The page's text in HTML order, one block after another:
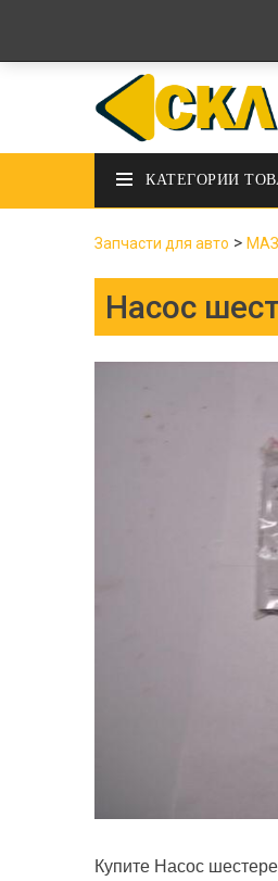
КАТЕГОРИИ
Запчасти для авто > МАЗ
Насос
Купите Насос